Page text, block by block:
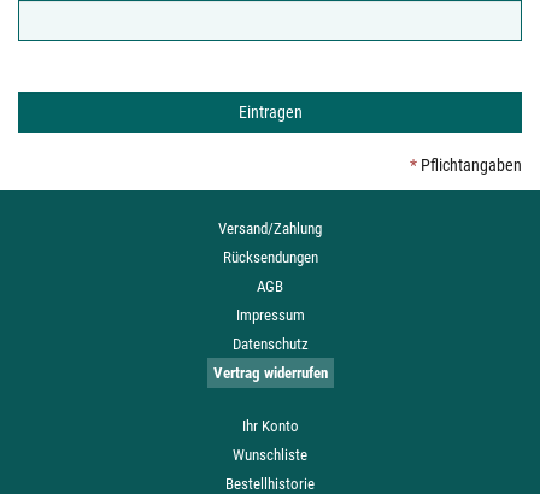
* Pflichtangaben
Versand/Zahlung
Rücksendungen
AGB
Impressum
Datenschutz
Vertrag widerrufen
Ihr Konto
Wunschliste
Bestellhistorie